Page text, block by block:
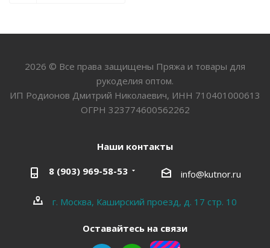
2026 © Все права защищены Пряжа и товары для
рукоделия оптом.
ИП Родионов Дмитрий Николаевич, ИНН 710401000613
ОГРН 323774600562262
Наши контакты
8 (903) 969-58-53 info@kutnor.ru
г. Москва, Каширский проезд, д. 17 стр. 10
Оставайтесь на связи